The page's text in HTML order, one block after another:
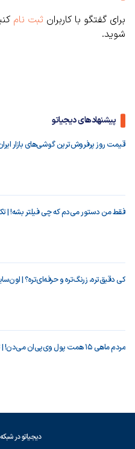
برای گفتگو با کاربران ثبت نام
شوید.
پیشنهادهای دیجیاتو
قیمت روز پرفروش‌ترین گوشی‌های بازار ایران [15 مرداد
فقط من دستور می‌دم که چی فیلتر بشه! |
کی دقیق‌تره، زرنگ‌تره و حرفه‌ای‌تره؟ |
مردم ماهی ۱۵ همت پول وی‌پی‌ان می‌دن! | تک‌تاک
دیجیاتو در